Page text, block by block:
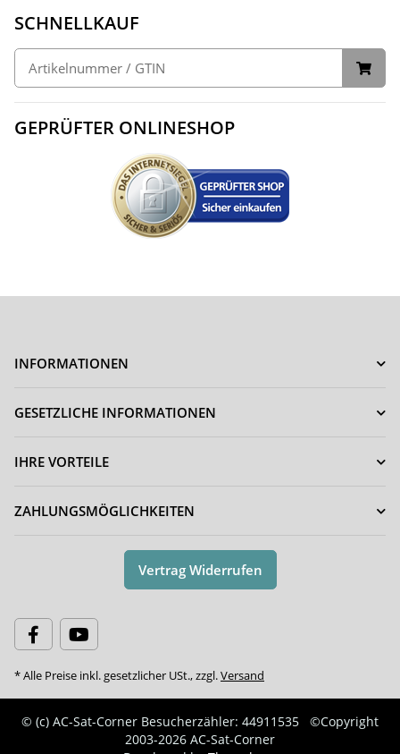
SCHNELLKAUF
GEPRÜFTER ONLINESHOP
INFORMATIONEN
GESETZLICHE INFORMATIONEN
IHRE VORTEILE
ZAHLUNGSMÖGLICHKEITEN
Vertrag Widerrufen
* Alle Preise inkl. gesetzlicher USt., zzgl.Versand
© (c) AC-Sat-Corner Besucherzähler: 44911535
©Copyright
2003-2026 AC-Sat-Corner